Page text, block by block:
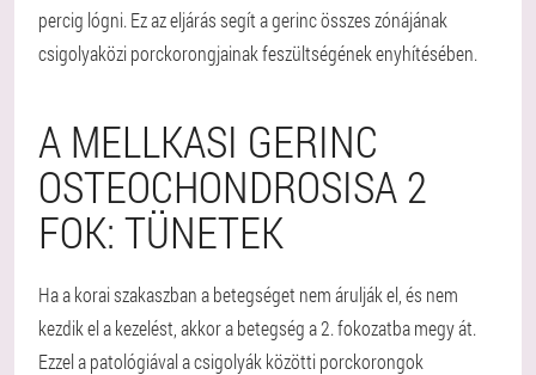
percig lógni. Ez az eljárás segít a gerinc összes zónájának
csigolyaközi porckorongjainak feszültségének enyhítésében.
A MELLKASI GERINC
OSTEOCHONDROSISA 2
FOK: TÜNETEK
Ha a korai szakaszban a betegséget nem árulják el, és nem
kezdik el a kezelést, akkor a betegség a 2. fokozatba megy át.
Ezzel a patológiával a csigolyák közötti porckorongok